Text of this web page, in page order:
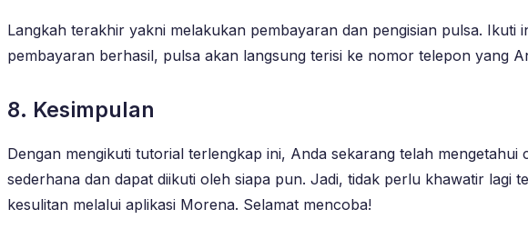
Langkah terakhir yakni melakukan pembayaran dan pengisian pulsa.
pembayaran berhasil, pulsa akan langsung terisi ke nomor telepon yang
8. Kesimpulan
Dengan mengikuti tutorial terlengkap ini, Anda sekarang telah
sederhana dan dapat diikuti oleh siapa pun. Jadi, tidak perlu khawatir lagi
kesulitan melalui aplikasi Morena. Selamat mencoba!